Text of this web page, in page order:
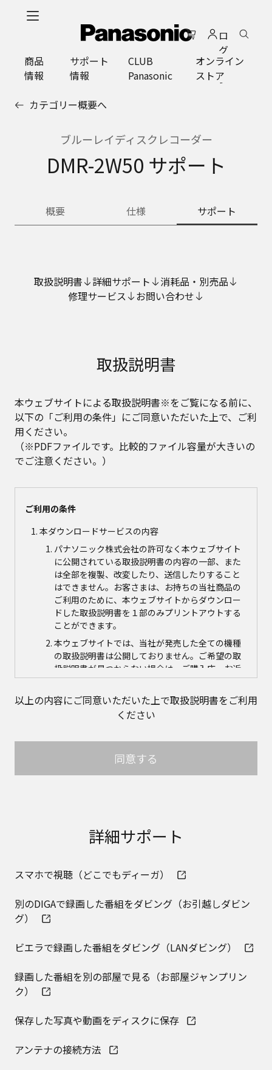
ロ
グ
イ
ン
商品
情報
サポート
情報
CLUB
Panasonic
オンライン
ストア
カテゴリー概要へ
ブルーレイディスクレコーダー
DMR-2W50 サポート
概要 仕様 サポート
取扱説明書 詳細サポート
消耗品・別売品
修理サービス
お問い合わせ
取扱説明書
本ウェブサイトによる取扱説明書※をご覧になる前に、
以下の「ご利用の条件」にご同意いただいた上で、ご利
用ください。
（※PDFファイルです。比較的ファイル容量が大きいの
でご注意ください。）
ご利用の条件
本ダウンロードサービスの内容
パナソニック株式会社の許可なく本ウェブサイト
に公開されている取扱説明書の内容の一部、また
は全部を複製、改変したり、送信したりすること
はできません。お客さまは、お持ちの当社商品の
ご利用のために、本ウェブサイトからダウンロー
ドした取扱説明書を１部のみプリントアウトする
ことができます。
本ウェブサイトでは、当社が発売した全ての機種
の取扱説明書は公開しておりません。ご希望の取
扱説明書が見つからない場合は、ご購入店、お近
くの当社商品の取扱店、または当社サービス会社
に直接お問い合わせの上、ご購入いただきますよ
うお願いいたします。ただし、商品自体の生産中
止などの理由により、当該商品につき取扱説明書
めご了承ください。
本ウェブサイトに公開されている取扱説明書の対
象商品が生産中止などの理由でご購入できない場
のお取り扱いについて。パナソニック株式会社お
ために利用し、その記録を残すことがあります。
する場合や正当な理由がある場合を除き、第三者
に提供しません。お問い合わせは、ご相談された
書は、原則として商品が発売された当初のものを
様ご相談窓口の連絡先などが変更されている場合
の仕様がその後のマイナーチェンジにより、異な
る場合があります。本ウェブサイトに公開されて
相違がある場合は、ご購入店、お近くの当社商品
以上の内容にご同意いただいた上で取扱説明書をご利用
ください
同意する
詳細サポート
スマホで視聴（どこでもディーガ）
別のDIGAで録画した番組をダビング（お引越しダビン
グ）
ビエラで録画した番組をダビング（LANダビング）
録画した番組を別の部屋で見る（お部屋ジャンプリン
ク）
保存した写真や動画をディスクに保存
アンテナの接続方法